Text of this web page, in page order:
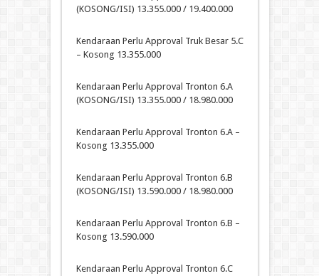
(KOSONG/ISI) 13.355.000 / 19.400.000
Kendaraan Perlu Approval Truk Besar 5.C
– Kosong 13.355.000
Kendaraan Perlu Approval Tronton 6.A
(KOSONG/ISI) 13.355.000 / 18.980.000
Kendaraan Perlu Approval Tronton 6.A –
Kosong 13.355.000
Kendaraan Perlu Approval Tronton 6.B
(KOSONG/ISI) 13.590.000 / 18.980.000
Kendaraan Perlu Approval Tronton 6.B –
Kosong 13.590.000
Kendaraan Perlu Approval Tronton 6.C